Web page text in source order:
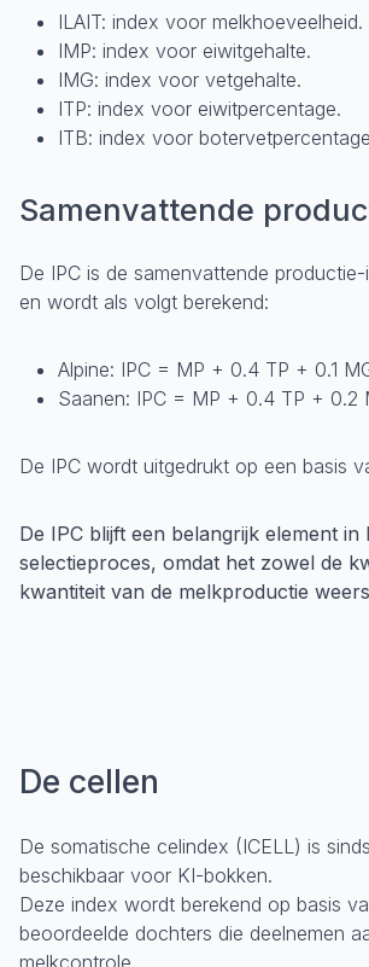
ILAIT: index voor melkhoeveelheid.
IMP: index voor eiwitgehalte.
IMG: index voor vetgehalte.
ITP: index voor eiwitpercentage.
ITB: index voor
Samenvattende
De IPC is de samenvattende
en wordt als volgt berekend:
Alpine: IPC = MP + 0.4 TP + 0.1
Saanen: IPC = MP + 0.4 TP + 0.2
De IPC wordt uitgedrukt op een basis
De IPC blijft een belangrijk element in
selectieproces, omdat het zowel de
kwantiteit van de melkproductie
De cellen
De somatische celindex (ICELL) is
beschikbaar voor KI-bokken.
Deze index wordt berekend op basis
beoordeelde dochters die deelnemen
melkcontrole.